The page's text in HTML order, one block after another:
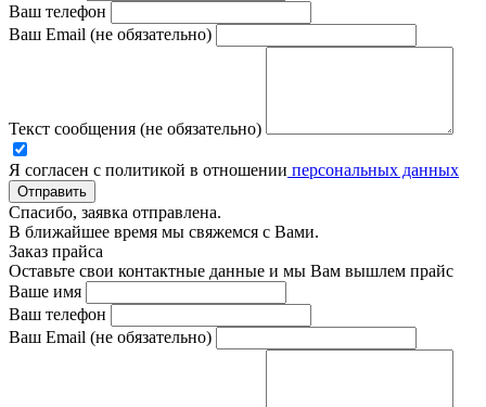
Ваш телефон
Ваш Email (не обязательно)
Текст сообщения (не обязательно)
Я согласен с политикой в отношении персональных данных
Отправить
Спасибо, заявка отправлена.
В ближайшее время мы свяжемся с Вами.
Заказ прайса
Оставьте свои контактные данные и мы Вам вышлем прайс
Ваше имя
Ваш телефон
Ваш Email (не обязательно)